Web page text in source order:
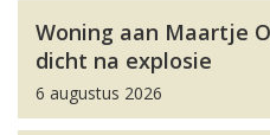
Woning aan Maartje
dicht na explosie
6 augustus 2026